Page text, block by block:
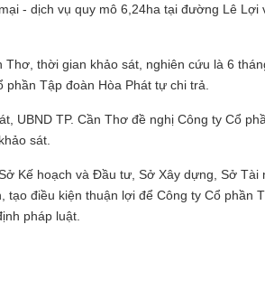
- dịch vụ quy mô 6,24ha tại đường Lê
Thơ, thời gian khảo sát, nghiên cứu là 6
Tập đoàn Hòa Phát tự chi trả.
UBND TP. Cần Thơ đề nghị Công ty Cổ
sát.
Kế hoạch và Đầu tư, Sở Xây dựng, Sở
tạo điều kiện thuận lợi để Công ty Cổ phần
pháp luật.